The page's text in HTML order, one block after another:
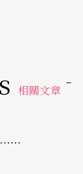
出聲響，似
。
出中導演仍
相關文章
……